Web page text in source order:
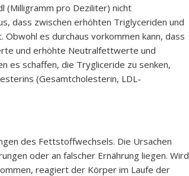
(Milligramm pro Deziliter) nicht
dass zwischen erhöhten Triglyceriden und
es durchaus vorkommen kann, dass
und erhöhte Neutralfettwerte und
es schaffen, die Trygliceride zu senken,
(Gesamtcholesterin, LDL-
des Fettstoffwechsels. Die Ursachen
oder an falscher Ernährung liegen. Wird
reagiert der Körper im Laufe der